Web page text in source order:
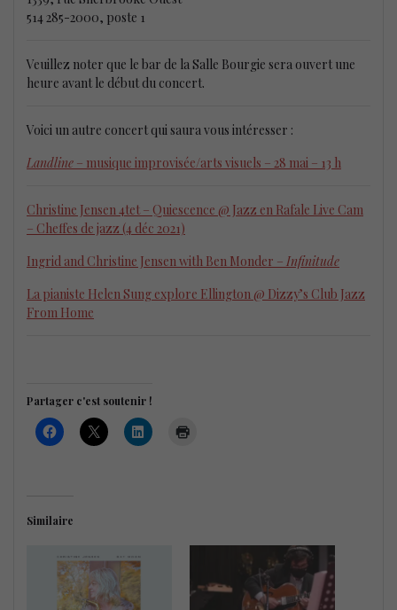
514 285-2000, poste 1
Veuillez noter que le bar de la Salle Bourgie sera ouvert une
heure avant le début du concert.
Voici un autre concert qui saura vous intéresser :
Landline – musique improvisée/arts visuels – 28 mai – 13 h
Christine Jensen 4tet – Quiescence @ Jazz en Rafale Live Cam
– Cheffes de jazz (4 déc 2021)
Ingrid and Christine Jensen with Ben Monder – Infinitude
La pianiste Helen Sung explore Ellington @ Dizzy’s Club Jazz
From Home
Partager c'est soutenir !
Similaire